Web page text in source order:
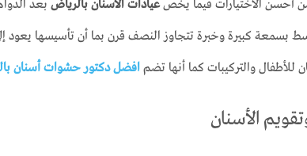
أحسن الاختيارات فيما يخصعيادات الأسنان بالرياض بعد
بسمعة كبيرة وخبرة تتجاوز النصف قرن بما أن تأسيسها يعود
للأطفال والتركيبات كما أنها تضم افضل دكتور حشوات أسنان
الأسنان